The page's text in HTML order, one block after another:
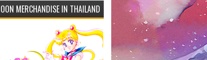
MERCHANDISE IN THAILAND